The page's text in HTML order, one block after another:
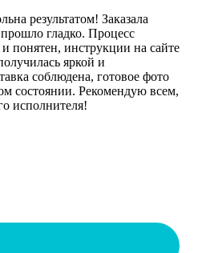
результатом! Заказала
гладко. Процесс
понятен, инструкции на сайте
яркой и
соблюдена, готовое фото
состоянии. Рекомендую всем,
исполнителя!